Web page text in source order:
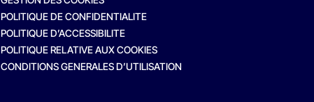
POLITIQUE DE CONFIDENTIALITE
POLITIQUE D’ACCESSIBILITE
POLITIQUE RELATIVE AUX COOKIES
CONDITIONS GENERALES D’UTILISATION